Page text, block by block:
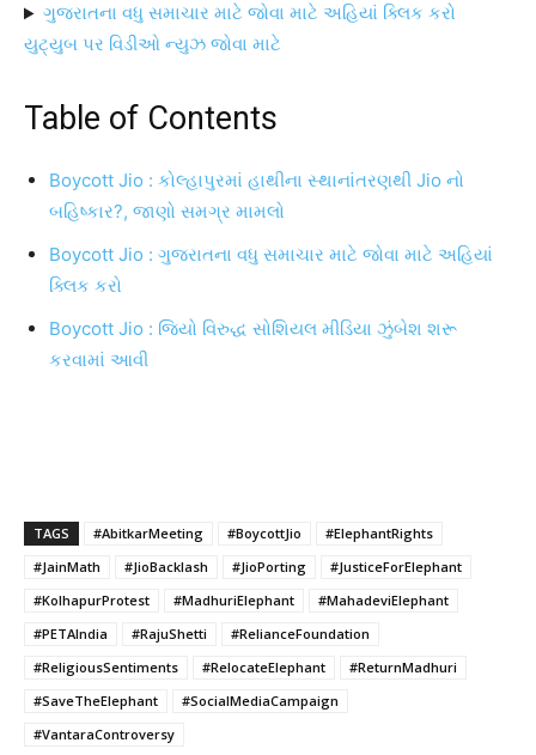
ગુજરાતના વધુ સમાચાર માટે જોવા માટે અહિયાં ક્લિક કરો
યુટ્યુબ પર વિડીઓ ન્યુઝ જોવા માટે
Table of Contents
Boycott Jio : કોલ્હાપુરમાં હાથીના સ્થાનાંતરણથી Jio નો
બહિષ્કાર?, જાણો સમગ્ર મામલો
Boycott Jio : ગુજરાતના વધુ સમાચાર માટે જોવા માટે અહિયાં
ક્લિક કરો
Boycott Jio : જિયો વિરુદ્ધ સોશિયલ મીડિયા ઝુંબેશ શરૂ
કરવામાં આવી
TAGS #AbitkarMeeting #BoycottJio
#ElephantRights
#JainMath
#JioBacklash #JioPorting
#JusticeForElephant
#KolhapurProtest
#MadhuriElephant
#MahadeviElephant
#PETAIndia
#RajuShetti
#RelianceFoundation
#ReligiousSentiments
#RelocateElephant
#ReturnMadhuri
#SaveTheElephant
#SocialMediaCampaign
#VantaraControversy